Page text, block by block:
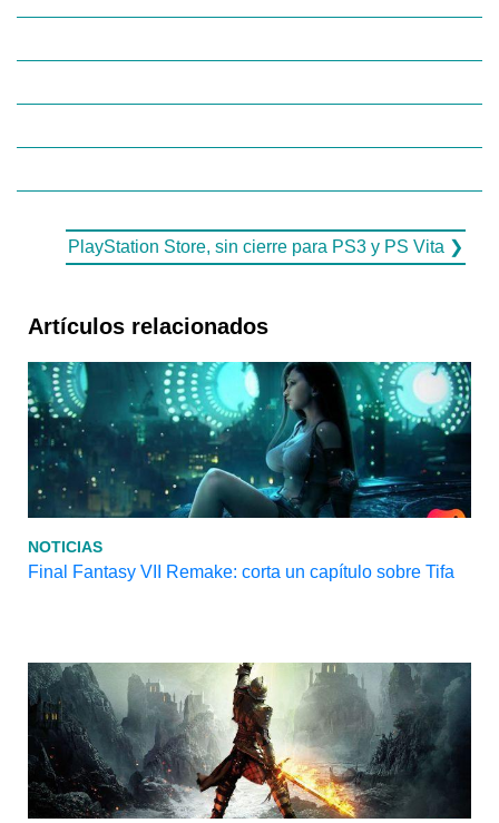
PlayStation Store, sin cierre para PS3 y PS Vita ❯
Artículos relacionados
NOTICIAS
Final Fantasy VII Remake: corta un capítulo sobre Tifa